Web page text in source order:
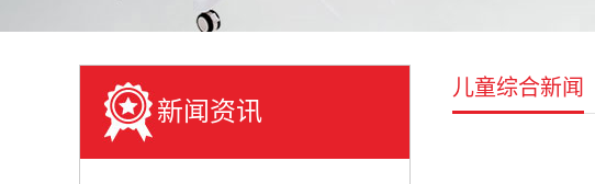
新闻资讯
儿童综合新闻